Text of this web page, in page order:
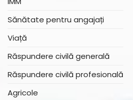
Sănătate pentru angajați
Viață
Răspundere civilă generală
Răspundere civilă profesională
Agricole